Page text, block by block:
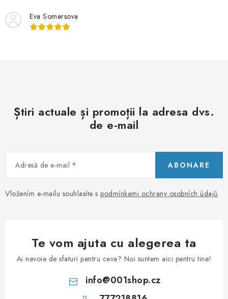
ă
r
Eva Somersova
Știri actuale și promoții la adresa dvs.
de e-mail
Adresă de e-mail
Vložením e-mailu souhlasíte s podmínkami ochrany osobních údajů
ABONARE
Te vom ajuta cu alegerea ta
Ai nevoie de sfaturi pentru ceva? Noi suntem aici pentru tine!
info@001shop.cz